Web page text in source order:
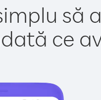
să
ce